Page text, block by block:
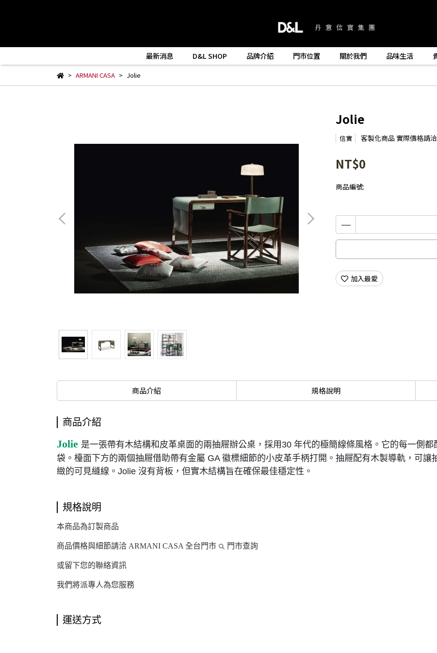
最新消息 D&L SHOP 品牌介紹 門市位置 關於我們 品味生活
ARMANI CASA Jolie
Jolie
信實 客製化商品 實際價格請
NT$0
商品編號:
加入最愛
商品介紹 規格說明
商品介紹
Jolie 是一張帶有木結構和皮革桌面的兩抽屜辦公桌，採用30 年代的極簡線條風格。它的每一側
袋。檯面下方的兩個抽屜借助帶有金屬 GA 徽標細節的小皮革手柄打開。抽屜配有木製導軌，可
緻的可見縫線。Jolie 沒有背板，但實木結構旨在確保最佳穩定性。
規格說明
本商品為訂製商品
商品價格與細節請洽 ARMANI CASA 全台門市 門市查詢
或留下您的聯絡資訊
我們將派專人為您服務
運送方式